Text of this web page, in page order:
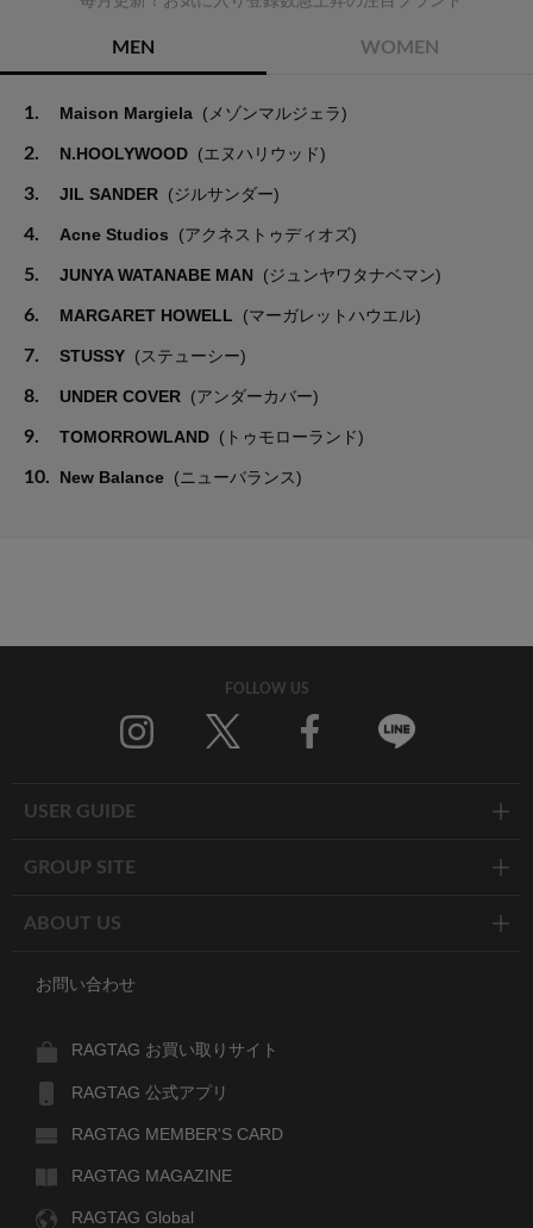
MEN WOMEN
1. Maison Margiela (メゾンマルジェラ)
2. N.HOOLYWOOD (エヌハリウッド)
3. JIL SANDER (ジルサンダー)
4. Acne Studios (アクネストゥディオズ)
5. JUNYA WATANABE MAN (ジュンヤワタナベマン)
6. MARGARET HOWELL (マーガレットハウエル)
7. STUSSY (ステューシー)
8. UNDER COVER (アンダーカバー)
9. TOMORROWLAND (トゥモローランド)
10. New Balance (ニューバランス)
FOLLOW US
USER GUIDE
GROUP SITE
ABOUT US
お問い合わせ
RAGTAG お買い取りサイト
RAGTAG 公式アプリ
RAGTAG MEMBER'S CARD
RAGTAG MAGAZINE
RAGTAG Global